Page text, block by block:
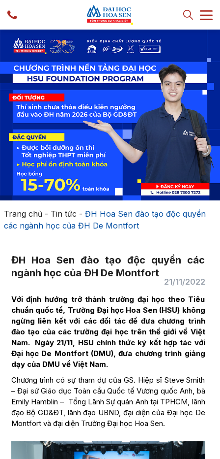
Trang chủ- Tin tức - ĐH Hoa Sen đào tạo độc quyền
các ngành học của ĐH De Montfort
ĐH Hoa Sen đào tạo độc quyền các
ngành học của ĐH De Montfort
21/11/2022
Với định hướng trở thành trường đại học theo Tiêu
chuẩn quốc tế, Trường Đại học Hoa Sen (HSU) không
ngừng liên kết với các đối tác để đưa chương trình
đào tạo của các trường đại học trên thế giới về Việt
Nam. Ngày 21/11, HSU chính thức ký kết hợp tác với
Đại học De Montfort (DMU), đưa chương trình giảng
dạy của DMU về Việt Nam.
Chương trình có sự tham dự của GS. Hiệp sĩ Steve Smith
– Đại sứ Giáo dục Toàn cầu Quốc tế Vương quốc Anh, bà
Emily Hamblin – Tổng Lãnh Sự quán Anh tại TPHCM, lãnh
đạo Bộ GD&ĐT, lãnh đạo UBND, đại diện của Đại học De
Montfort và đại diện Trường Đại học Hoa Sen.